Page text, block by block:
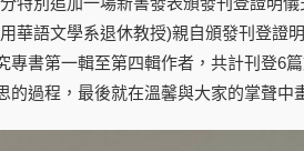
華語文學系退休教授)親自頒發刊登證
專書第一輯至第四輯作者，共計刊登6
的過程，最後就在溫馨與大家的掌聲中